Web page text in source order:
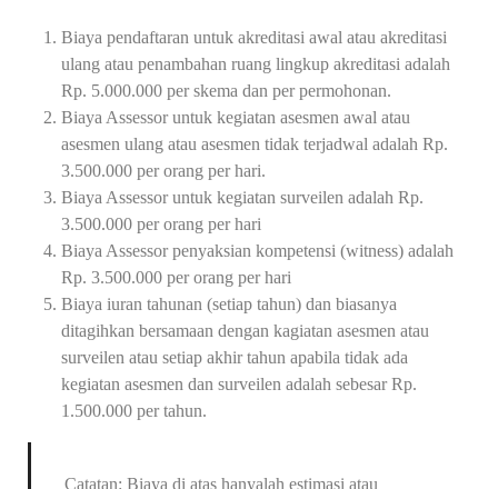
Biaya pendaftaran untuk akreditasi awal atau akreditasi
ulang atau penambahan ruang lingkup akreditasi adalah
Rp. 5.000.000 per skema dan per permohonan.
Biaya Assessor untuk kegiatan asesmen awal atau
asesmen ulang atau asesmen tidak terjadwal adalah Rp.
3.500.000 per orang per hari.
Biaya Assessor untuk kegiatan surveilen adalah Rp.
3.500.000 per orang per hari
Biaya Assessor penyaksian kompetensi (witness) adalah
Rp. 3.500.000 per orang per hari
Biaya iuran tahunan (setiap tahun) dan biasanya
ditagihkan bersamaan dengan kagiatan asesmen atau
surveilen atau setiap akhir tahun apabila tidak ada
kegiatan asesmen dan surveilen adalah sebesar Rp.
1.500.000 per tahun.
Catatan: Biaya di atas hanyalah estimasi atau